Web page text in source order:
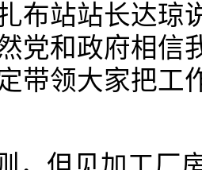
布站站长达琼
党和政府相信
带领大家把工